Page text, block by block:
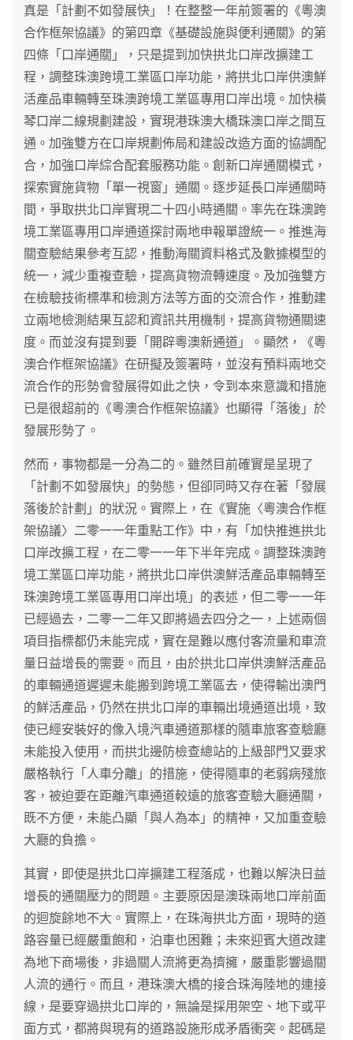
真是「計劃不如發展快」！在整整一年前簽署的《粵澳
合作框架協議》的第四章《基礎設施與便利通關》的第
四條「口岸通關」，只是提到加快拱北口岸改擴建工
程，調整珠澳跨境工業區口岸功能，將拱北口岸供澳鮮
活產品車輛轉至珠澳跨境工業區專用口岸出境。加快橫
琴口岸二線規劃建設，實現港珠澳大橋珠澳口岸之間互
通。加強雙方在口岸規劃佈局和建設改造方面的協調配
合，加強口岸綜合配套服務功能。創新口岸通關模式，
探索實施貨物「單一視窗」通關。逐步延長口岸通關時
間，爭取拱北口岸實現二十四小時通關。率先在珠澳跨
境工業區專用口岸通道探討兩地申報單證統一。推進海
關查驗結果參考互認，推動海關資料格式及數據模型的
統一，減少重複查驗，提高貨物流轉速度。及加強雙方
在檢驗技術標準和檢測方法等方面的交流合作，推動建
立兩地檢測結果互認和資訊共用機制，提高貨物通關速
度。而並沒有提到要「開辟粵澳新通道」。顯然，《粵
澳合作框架協議》在研擬及簽署時，並沒有預料兩地交
流合作的形勢會發展得如此之快，令到本來意識和措施
已是很超前的《粵澳合作框架協議》也顯得「落後」於
發展形勢了。
然而，事物都是一分為二的。雖然目前確實是呈現了
「計劃不如發展快」的勢態，但卻同時又存在著「發展
落後於計劃」的狀況。實際上，在《實施〈粵澳合作框
架協議〉二零一一年重點工作》中，有「加快推進拱北
口岸改擴工程，在二零一一年下半年完成。調整珠澳跨
境工業區口岸功能，將拱北口岸供澳鮮活產品車輛轉至
珠澳跨境工業區專用口岸出境」的表述，但二零一一年
已經過去，二零一二年又即將過去四分之一，上述兩個
項目指標都仍未能完成，實在是難以應付客流量和車流
量日益增長的需要。而且，由於拱北口岸供澳鮮活產品
的車輛通道遲遲未能搬到跨境工業區去，使得輸出澳門
的鮮活產品，仍然在拱北口岸的車輛出境通道出境，致
使已經安裝好的像入境汽車通道那樣的隨車旅客查驗廳
未能投入使用，而拱北邊防檢查總站的上級部門又要求
嚴格執行「人車分離」的措施，使得隨車的老弱病殘旅
客，被迫要在距離汽車通道較遠的旅客查驗大廳通關，
既不方便，未能凸顯「與人為本」的精神，又加重查驗
大廳的負擔。
其實，即使是拱北口岸擴建工程落成，也難以解決日益
增長的通關壓力的問題。主要原因是澳珠兩地口岸前面
的迴旋餘地不大。實際上，在珠海拱北方面，現時的道
路容量已經嚴重飽和，泊車也困難；未來迎賓大道改建
為地下商場後，非過關人流將更為擠擁，嚴重影響過關
人流的通行。而且，港珠澳大橋的接合珠海陸地的連接
線，是要穿過拱北口岸的，無論是採用架空、地下或平
面方式，都將與現有的道路設施形成矛盾衝突。起碼是